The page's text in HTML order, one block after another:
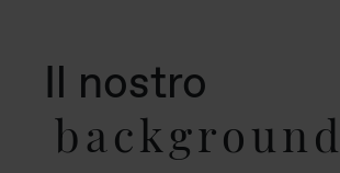
Il nostro
background